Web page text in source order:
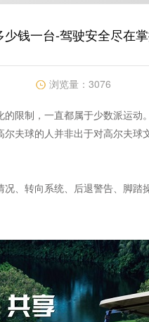
钱一台-驾驶安全尽在
浏览量：3076
限制，一直都属于少数派运
夫球的人并非出于对高尔夫球
、转向系统、后退警告、脚